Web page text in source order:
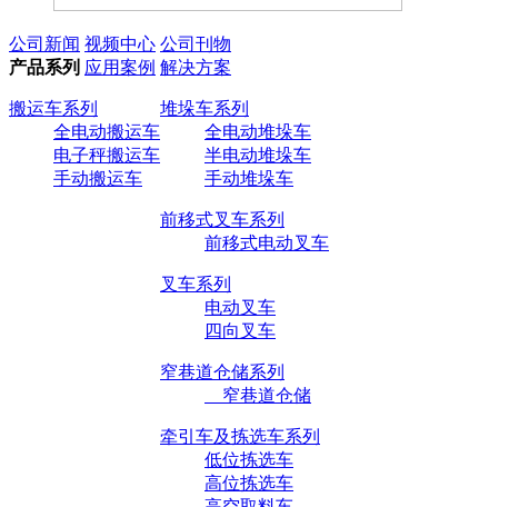
公司新闻 视频中心 公司刊物
产品系列 应用案例 解决方案
搬运车系列
全电动搬运车
电子秤搬运车
手动搬运车
堆垛车系列
全电动堆垛车
半电动堆垛车
手动堆垛车
前移式叉车系列
前移式电动叉车
叉车系列
电动叉车
四向叉车
窄巷道仓储系列
窄巷道仓储
牵引车及拣选车系列
低位拣选车
高位拣选车